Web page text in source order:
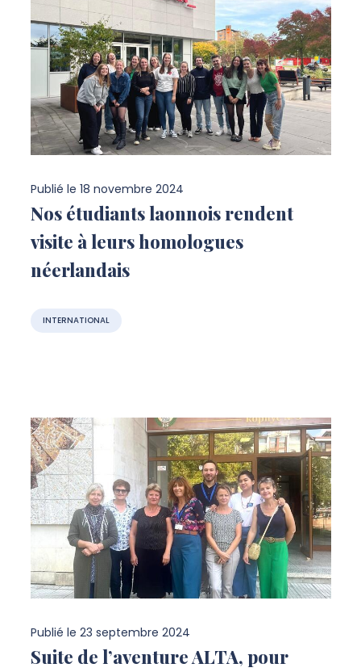
Publié le 18 novembre 2024
Nos étudiants laonnois rendent
visite à leurs homologues
néerlandais
INTERNATIONAL
Publié le 23 septembre 2024
Suite de l’aventure ALTA, pour